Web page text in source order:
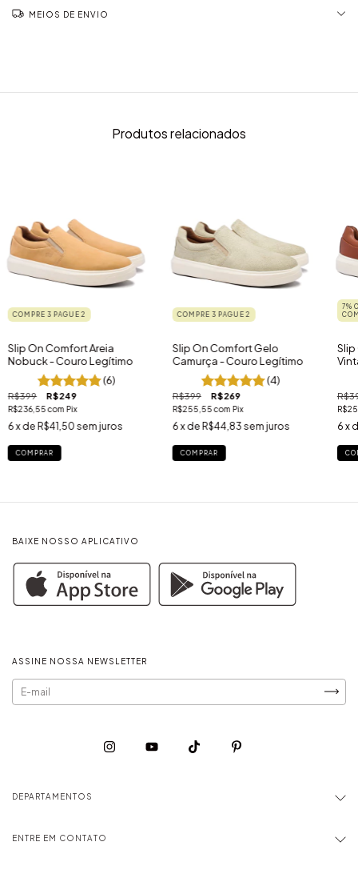
MEIOS DE ENVIO
Produtos relacionados
COMPRE 3 PAGUE 2
Slip On Comfort Areia
Nobuck - Couro Legítimo
(6)
R$399 R$249
R$236,55com Pix
6x de R$41,50 sem juros
COMPRAR
COMPRE 3 PAGUE 2
Slip On Comfort Gelo
Camurça - Couro Legítimo
(4)
R$399 R$269
R$255,55com Pix
6x de R$44,83 sem juros
COMPRAR
7%
Slip
6 x
BAIXE NOSSO APLICATIVO
ASSINE NOSSA NEWSLETTER
DEPARTAMENTOS
ENTRE EM CONTATO